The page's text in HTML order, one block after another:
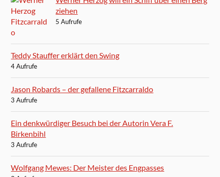
ziehen
5 Aufrufe
Teddy Stauffer erklärt den Swing
4 Aufrufe
Jason Robards – der gefallene Fitzcarraldo
3 Aufrufe
Ein denkwürdiger Besuch bei der Autorin Vera F.
Birkenbihl
3 Aufrufe
Wolfgang Mewes: Der Meister des Engpasses